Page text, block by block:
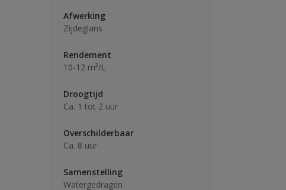
Afwerking
Zijdeglans
Rendement
10-12 m²/L
Droogtijd
Ca. 1 tot 2 uur
Overschilderbaar
Ca. 8 uur
Samenstelling
Watergedragen